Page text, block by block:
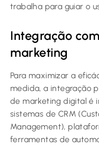
trabalha para guiar o
Integração
marketing
Para maximizar a
medida, a integração
de marketing digital é
sistemas de CRM
Management),
ferramentas de